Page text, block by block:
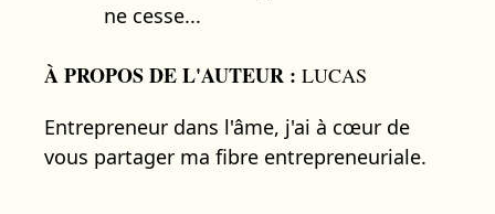
ne cesse...
À PROPOS DE L'AUTEUR : LUCAS
Entrepreneur dans l'âme, j'ai à cœur de
vous partager ma fibre entrepreneuriale.